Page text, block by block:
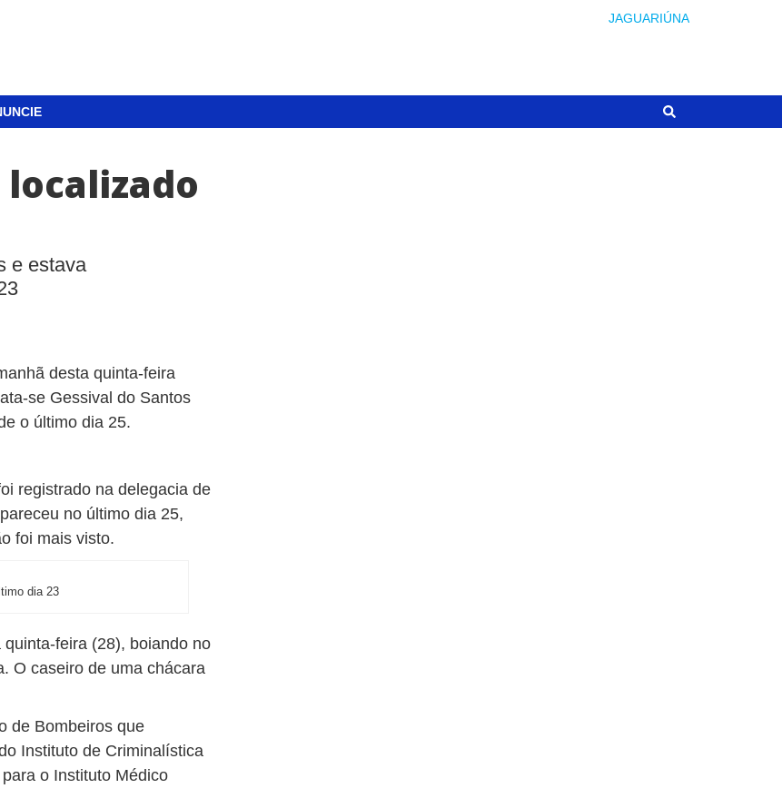
JAGUARIÚNA
e estava
desta quinta-feira
se Gessival do Santos
o último dia 25.
registrado na delegacia de
no último dia 25,
foi mais visto.
dia 23
feira (28), boiando no
O caseiro de uma chácara
de Bombeiros que
Instituto de Criminalística
o Instituto Médico